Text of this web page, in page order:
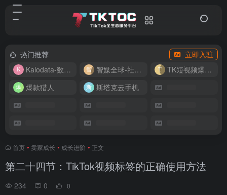
热门推荐
立即入驻
Kalodata-数据分析平台
智媒全球-社媒管理平台
TK短视频爆款复刻
爆款猎人
斯塔克云手机
首页 • 卖家成长 • 成长进阶 • 正文
第二十四节：TikTok视频标签的正确使用方法
234 0 0